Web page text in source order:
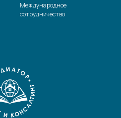
Международное
сотрудничество